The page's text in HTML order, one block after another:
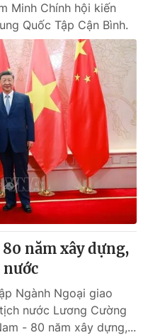
Minh Chính hội kiến
Quốc Tập Cận Bình.
năm xây dựng,
Ngành Ngoại giao
nước Lương Cường
- 80 năm xây dựng,...